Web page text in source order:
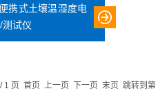
携式土壤温湿度电
测试仪
1 页 首页 上一页 下一页 末页 跳转到第